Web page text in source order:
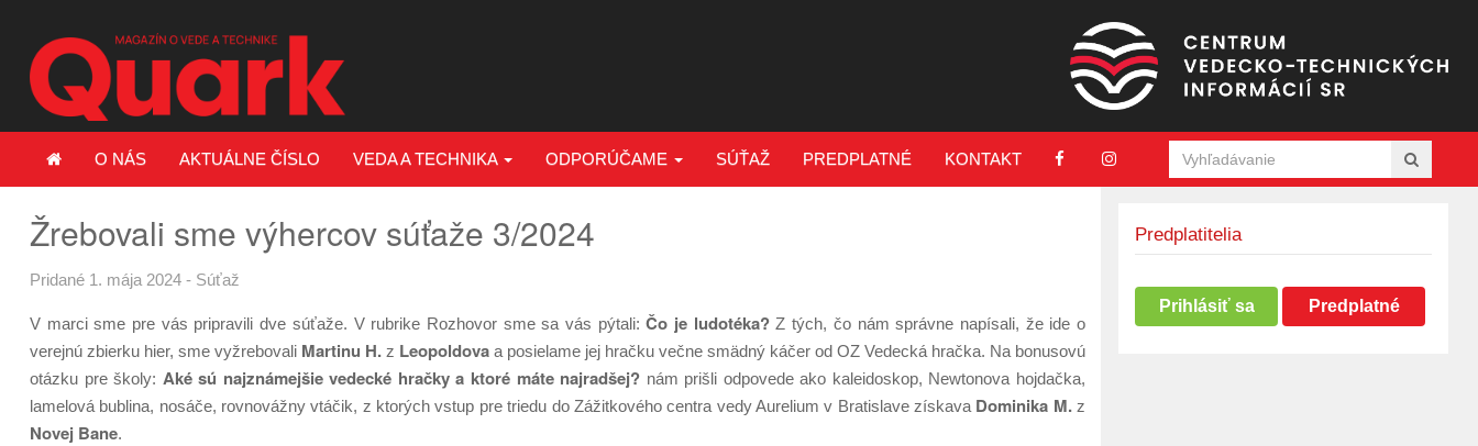
O NÁS AKTUÁLNE ČÍSLO VEDA A TECHNIKA ODPORÚČAME SÚŤAŽ PREDPLATNÉ KONTAKT
Žrebovali sme výhercov súťaže 3/2024
Pridané 1. mája 2024 - Súťaž
V marci sme pre vás pripravili dve súťaže. V rubrike Rozhovor sme sa vás pýtali:Čo je ludotéka?Z tých, čo nám správne napísali, že ide o
verejnú zbierku hier, sme vyžrebovali Martinu H. z Leopoldova a posielame jej hračku večne smädný káčer od OZ Vedecká hračka. Na bonusovú
otázku pre školy: Aké sú najznámejšie vedecké hračky a ktoré máte najradšej? nám prišli odpovede ako kaleidoskop, Newtonova hojdačka,
lamelová bublina, nosáče, rovnovážny vtáčik, z ktorých vstup pre triedu do Zážitkového centra vedy Aurelium v Bratislave získava Dominika M.z
Novej Bane.
Predplatitelia
Prihlásiť sa Predplatné